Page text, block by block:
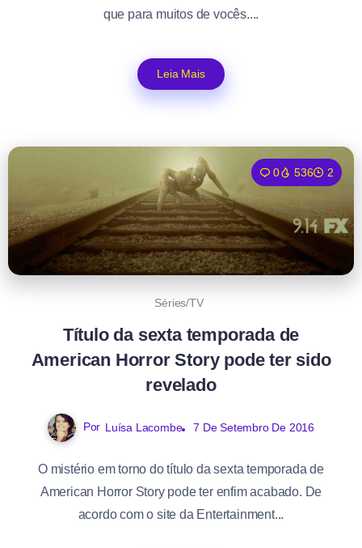
que para muitos de vocês....
Leia Mais
0 536 2
Séries/TV
Título da sexta temporada de
American Horror Story pode ter sido
revelado
Por Luísa Lacombe 7 De Setembro De 2016
O mistério em torno do título da sexta temporada de
American Horror Story pode ter enfim acabado. De
acordo com o site da Entertainment...